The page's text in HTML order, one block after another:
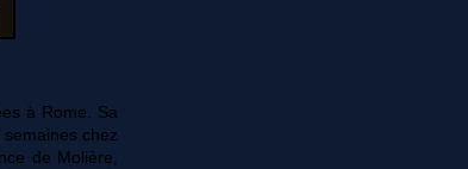
à Rome. Sa
chez
de Molière,